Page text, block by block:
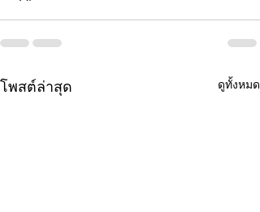
โพสต์ล่าสุด ดูทั้งหมด